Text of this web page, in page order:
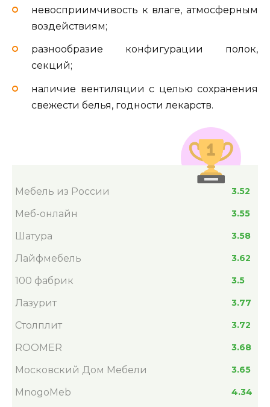
невосприимчивость к влаге, атмосферным
воздействиям;
разнообразие конфигурации полок,
секций;
наличие вентиляции с целью сохранения
свежести белья, годности лекарств.
Мебель из России 3.52
Меб-онлайн 3.55
Шатура 3.58
Лайфмебель 3.62
100 фабрик 3.5
Лазурит 3.77
Столплит 3.72
ROOMER 3.68
Московский Дом Мебели 3.65
MnogoMeb 4.34